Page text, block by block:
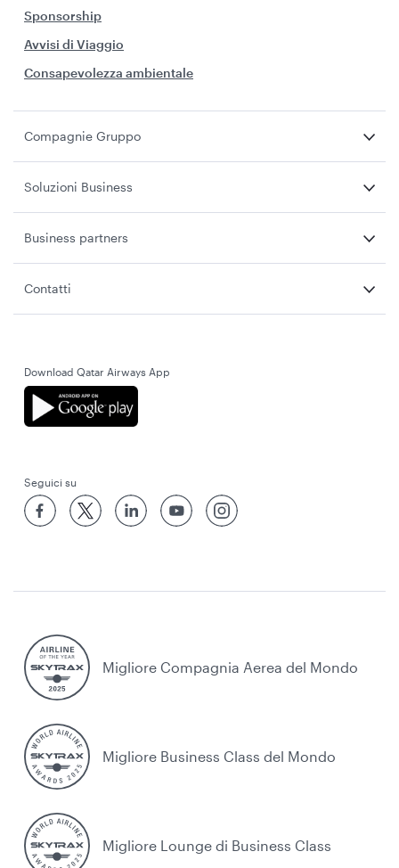
Sponsorship
Avvisi di Viaggio
Consapevolezza ambientale
Compagnie Gruppo
Soluzioni Business
Business partners
Contatti
Download Qatar Airways App
Seguici su
Migliore Compagnia Aerea del Mondo
Migliore Business Class del Mondo
Migliore Lounge di Business Class